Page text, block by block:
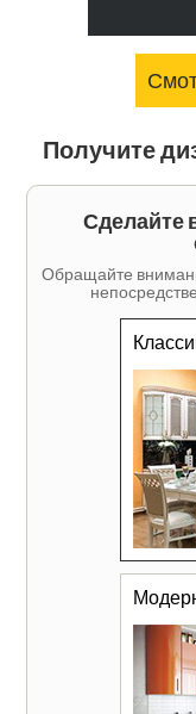
Получите
Сделайте
Обращайте